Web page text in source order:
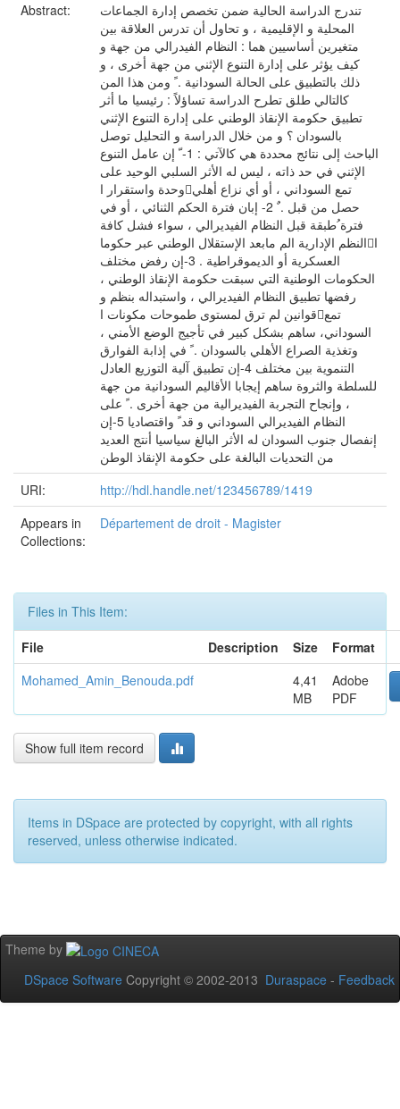
Abstract:
تندرج الدراسة الحالية ضمن تخصص إدارة الجماعات
المحلية و الإقليمية ، و تحاول أن تدرس العلاقة بين
متغيرين أساسيين هما : النظام الفيدرالي من جهة و
كيف يؤثر على إدارة التنوع الإثني من جهة أخرى ، و
ذلك بالتطبيق على الحالة السودانية . ً ومن هذا المن
كالتالي طلق تطرح الدراسة تساؤلاً : رئيسيا ما أثر
تطبيق حكومة الإنقاذ الوطني على إدارة التنوع الإثني
بالسودان ؟ و من خلال الدراسة و التحليل توصل
الباحث إلى نتائج محددة هي كالآتي : 1- ّ إن عامل التنوع
الإثني في حد ذاته ، ليس له الأثر السلبي الوحيد على
وحدة واستقرار اتمع السوداني ، أو أي نزاع أهلي
حصل من قبل . ٌ 2- إبان فترة الحكم الثنائي ، أو في
فترة ُطبقة قبل النظام الفيديرالي ، سواء فشل كافة
النظم الإدارية الم مابعد الإستقلال الوطني عبر حكوماا
العسكرية أو الديموقراطية . 3-إن رفض مختلف
الحكومات الوطنية التي سبقت حكومة الإنقاذ الوطني ،
رفضها تطبيق النظام الفيديرالي ، واستبداله بنظم و
قوانين لم ترق لمستوى طموحات مكونات اتمع
السوداني، ساهم بشكل كبير في تأجيج الوضع الأمني ،
وتغذية الصراع الأهلي بالسودان . ً في إذابة الفوارق
التنموية بين مختلف 4-إن تطبيق آلية التوزيع العادل
للسلطة والثروة ساهم إيجابا الأقاليم السودانية من جهة
، وإنجاح التجربة الفيديرالية من جهة أخرى . ً على
النظام الفيديرالي السوداني و قد ً واقتصاديا 5-إن
إنفصال جنوب السودان له الأثر البالغ سياسيا أنتج العديد
من التحديات البالغة على حكومة الإنقاذ الوطن
URI:
http://hdl.handle.net/123456789/1419
Appears in
Collections:
Département de droit - Magister
Files in This Item:
File
Description Size
Format
Mohamed_Amin_Benouda.pdf
4,41
MB
Adobe
PDF
Show full item record
Items in DSpace are protected by copyright, with all rights
reserved, unless otherwise indicated.
Theme by
DSpace Software Copyright © 2002-2013 Duraspace - Feedback